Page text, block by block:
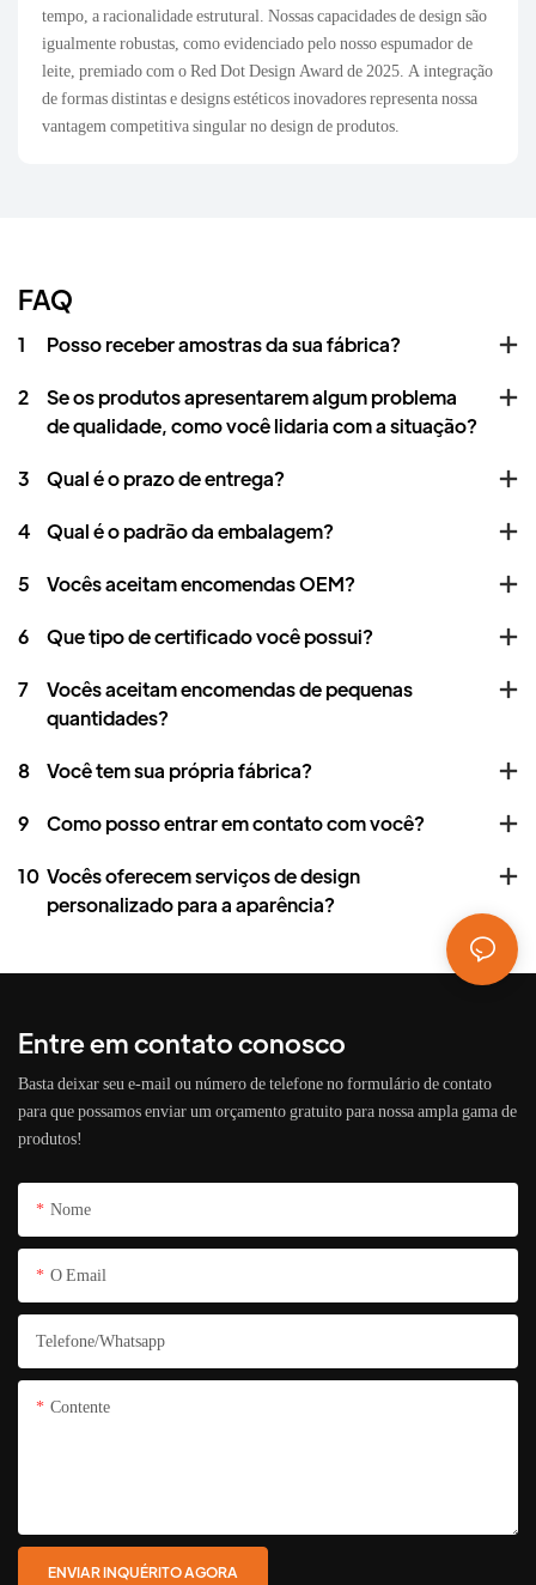
tempo, a racionalidade estrutural. Nossas capacidades de design são
igualmente robustas, como evidenciado pelo nosso espumador de
leite, premiado com o Red Dot Design Award de 2025. A integração
de formas distintas e designs estéticos inovadores representa nossa
vantagem competitiva singular no design de produtos.
FAQ
1 Posso receber amostras da sua fábrica?
2
Se os produtos apresentarem algum problema
de qualidade, como você lidaria com a situação?
3 Qual é o prazo de entrega?
4 Qual é o padrão da embalagem?
5 Vocês aceitam encomendas OEM?
6 Que tipo de certificado você possui?
7
Vocês aceitam encomendas de pequenas
quantidades?
8 Você tem sua própria fábrica?
9 Como posso entrar em contato com você?
10 Vocês oferecem serviços de design
personalizado para a aparência?
Entre em contato conosco
Basta deixar seu e-mail ou número de telefone no formulário de contato
para que possamos enviar um orçamento gratuito para nossa ampla gama de
produtos!
Nome
O Email
Telefone/whatsapp
Contente
ENVIAR INQUÉRITO AGORA